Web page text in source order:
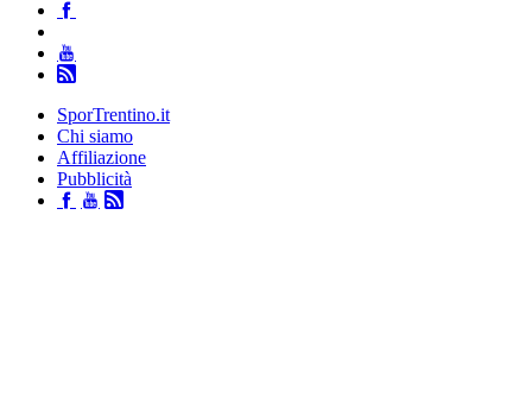
SporTrentino.it
Chi siamo
Affiliazione
Pubblicità